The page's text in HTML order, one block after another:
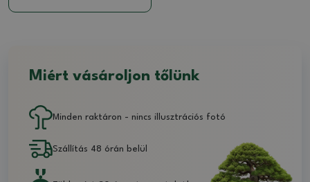
Miért vásároljon tőlünk
Minden raktáron - nincs illusztrációs fotó
Szállítás 48 órán belül